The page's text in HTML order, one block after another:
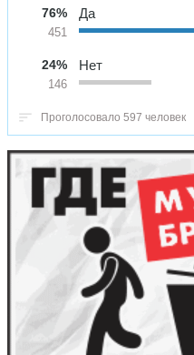
76%
451
Да
24%
146
Нет
Проголосовало 597 человек